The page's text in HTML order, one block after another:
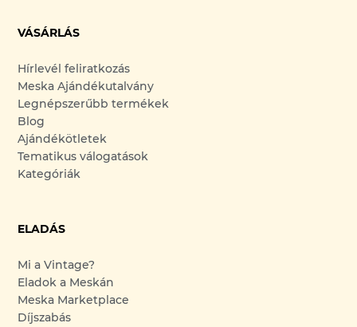
VÁSÁRLÁS
Hírlevél feliratkozás
Meska Ajándékutalvány
Legnépszerűbb termékek
Blog
Ajándékötletek
Tematikus válogatások
Kategóriák
ELADÁS
Mi a Vintage?
Eladok a Meskán
Meska Marketplace
Díjszabás